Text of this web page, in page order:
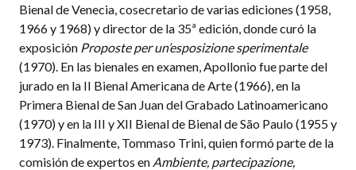
Bienal de Venecia, cosecretario de varias ediciones (1958,
1966 y 1968) y director de la 35ª edición, donde curó la
exposición Proposte per un’esposizione sperimentale
(1970). En las bienales en examen, Apollonio fue parte del
jurado en la II Bienal Americana de Arte (1966), en la
Primera Bienal de San Juan del Grabado Latinoamericano
(1970) y en la III y XII Bienal de Bienal de São Paulo (1955 y
1973). Finalmente, Tommaso Trini, quien formó parte de la
comisión de expertos en Ambiente, partecipazione,